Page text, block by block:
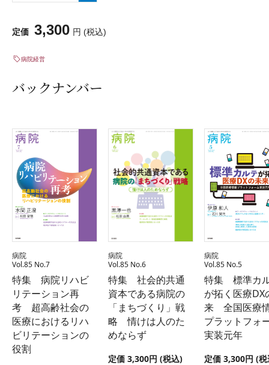
定価 3,300 円 (税込)
病院経営
バックナンバー
病院
Vol.85 No.7
特集 病院リハビ
リテーション再
考 超高齢社会の
医療におけるリハ
ビリテーションの
役割
病院
Vol.85 No.6
特集 社会的共通
資本である病院の
「まちづくり」戦
略 情けは人のた
めならず
定価 3,300円 (税込)
病院
Vol.85 No.5
特集 標準カ
が拓く医療DX
来 全国医療
プラットフォ
実装元年
定価 3,300円 (